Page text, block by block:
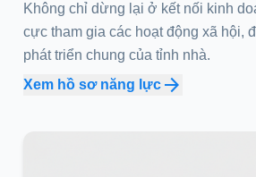
Không chỉ dừng lại ở kết nối kinh
cực tham gia các hoạt động xã hội,
phát triển chung của tỉnh nhà.
Xem hồ sơ năng lực arrow_forward